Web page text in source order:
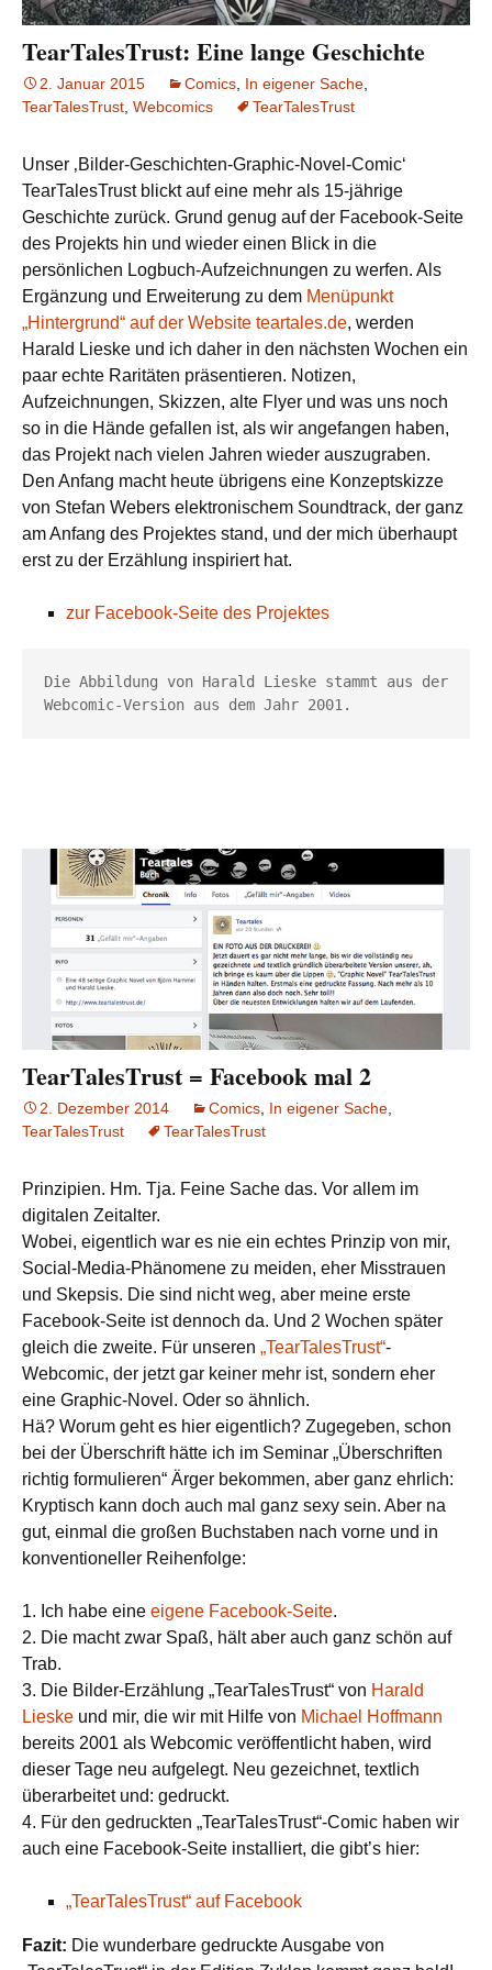
TearTalesTrust: Eine lange Geschichte
2. Januar 2015 Comics, In eigener Sache,
TearTalesTrust, Webcomics TearTalesTrust
Unser ‚Bilder-Geschichten-Graphic-Novel-Comic‘
TearTalesTrust blickt auf eine mehr als 15-jährige
Geschichte zurück. Grund genug auf der Facebook-Seite
des Projekts hin und wieder einen Blick in die
persönlichen Logbuch-Aufzeichnungen zu werfen. Als
Ergänzung und Erweiterung zu dem Menüpunkt
„Hintergrund“ auf der Website teartales.de, werden
Harald Lieske und ich daher in den nächsten Wochen ein
paar echte Raritäten präsentieren. Notizen,
Aufzeichnungen, Skizzen, alte Flyer und was uns noch
so in die Hände gefallen ist, als wir angefangen haben,
das Projekt nach vielen Jahren wieder auszugraben.
Den Anfang macht heute übrigens eine Konzeptskizze
von Stefan Webers elektronischem Soundtrack, der ganz
am Anfang des Projektes stand, und der mich überhaupt
erst zu der Erzählung inspiriert hat.
zur Facebook-Seite des Projektes
Die Abbildung von Harald Lieske stammt aus der
Webcomic-Version aus dem Jahr 2001.
TearTalesTrust = Facebook mal 2
2. Dezember 2014 Comics In eigener Sache
TearTalesTrust
TearTalesTrust
Prinzipien. Hm. Tja. Feine Sache das. Vor allem im
digitalen Zeitalter.
Wobei, eigentlich war es nie ein echtes Prinzip von mir,
Social-Media-Phänomene zu meiden, eher Misstrauen
und Skepsis. Die sind nicht weg, aber meine erste
Facebook-Seite ist dennoch da. Und 2 Wochen später
gleich die zweite. Für unseren „TearTalesTrust“-
Webcomic, der jetzt gar keiner mehr ist, sondern eher
eine Graphic-Novel. Oder so ähnlich.
Hä? Worum geht es hier eigentlich? Zugegeben, schon
bei der Überschrift hätte ich im Seminar „Überschriften
richtig formulieren“ Ärger bekommen, aber ganz ehrlich:
Kryptisch kann doch auch mal ganz sexy sein. Aber na
gut, einmal die großen Buchstaben nach vorne und in
konventioneller Reihenfolge:
1. Ich habe eine eigene Facebook-Seite.
2. Die macht zwar Spaß, hält aber auch ganz schön auf
Trab.
3. Die Bilder-Erzählung „TearTalesTrust“ von Harald
Lieske und mir, die wir mit Hilfe von Michael Hoffmann
bereits 2001 als Webcomic veröffentlicht haben, wird
dieser Tage neu aufgelegt. Neu gezeichnet, textlich
überarbeitet und: gedruckt.
4. Für den gedruckten „TearTalesTrust“-Comic haben wir
auch eine Facebook-Seite installiert, die gibt’s hier:
„TearTalesTrust“ auf Facebook
Fazit: Die wunderbare gedruckte Ausgabe von